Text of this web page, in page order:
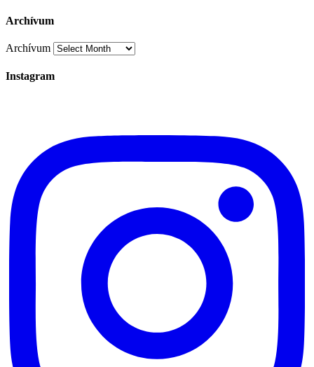
Archívum
Archívum
Instagram